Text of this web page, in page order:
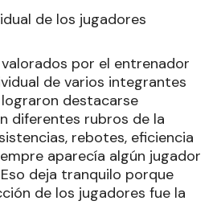
de los jugadores
por el entrenador
de varios integrantes
destacarse
diferentes rubros de la
rebotes, eficiencia
aparecía algún jugador
deja tranquilo porque
de los jugadores fue la